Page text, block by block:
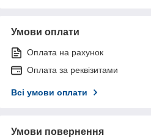
Умови оплати
Оплата на рахунок
Оплата за реквізитами
Всі умови оплати
Умови повернення